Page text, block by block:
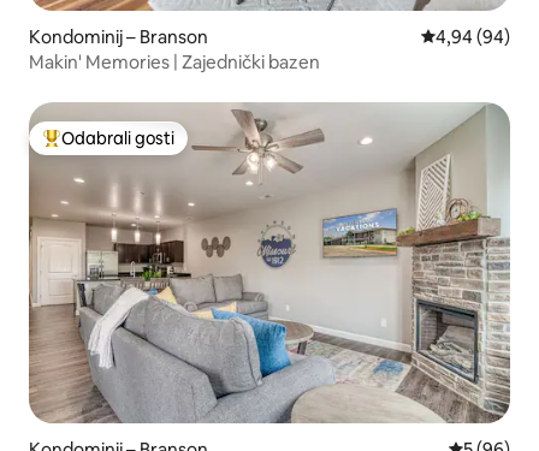
Kondominij – Branson Prosječna
4,94 (94)
Makin' Memories | Zajednički bazen
Među najviše rangiranima s oznakom „Odabrali gosti”
Odabrali gosti